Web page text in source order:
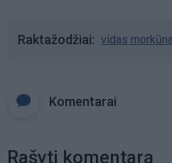
Raktažodžiai vidas
Komentarai
Rašyti komentarą